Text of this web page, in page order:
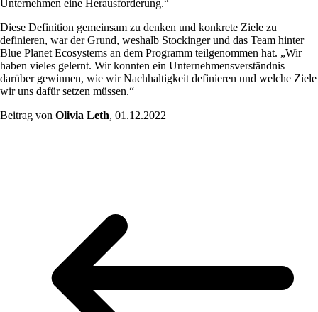
Unternehmen eine Herausforderung.“
Diese Definition gemeinsam zu denken und konkrete Ziele zu
definieren, war der Grund, weshalb Stockinger und das Team hinter
Blue Planet Ecosystems an dem Programm teilgenommen hat. „Wir
haben vieles gelernt. Wir konnten ein Unternehmensverständnis
darüber gewinnen, wie wir Nachhaltigkeit definieren und welche Ziele
wir uns dafür setzen müssen.“
Beitrag von Olivia Leth, 01.12.2022